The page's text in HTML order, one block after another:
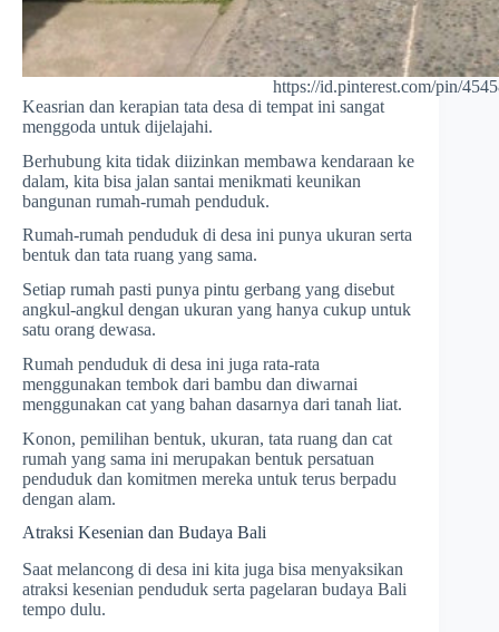
https://id.pinterest.com/pin/
Keasrian dan kerapian tata desa di tempat ini sangat
menggoda untuk dijelajahi.
Berhubung kita tidak diizinkan membawa kendaraan ke
dalam, kita bisa jalan santai menikmati keunikan
bangunan rumah-rumah penduduk.
Rumah-rumah penduduk di desa ini punya ukuran serta
bentuk dan tata ruang yang sama.
Setiap rumah pasti punya pintu gerbang yang disebut
angkul-angkul dengan ukuran yang hanya cukup untuk
satu orang dewasa.
Rumah penduduk di desa ini juga rata-rata
menggunakan tembok dari bambu dan diwarnai
menggunakan cat yang bahan dasarnya dari tanah liat.
Konon, pemilihan bentuk, ukuran, tata ruang dan cat
rumah yang sama ini merupakan bentuk persatuan
penduduk dan komitmen mereka untuk terus berpadu
dengan alam.
Atraksi Kesenian dan Budaya Bali
Saat melancong di desa ini kita juga bisa menyaksikan
atraksi kesenian penduduk serta pagelaran budaya Bali
tempo dulu.